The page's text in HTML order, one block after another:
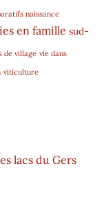
naissance
en famille sud-
de village vie dans
viticulture
lacs du Gers